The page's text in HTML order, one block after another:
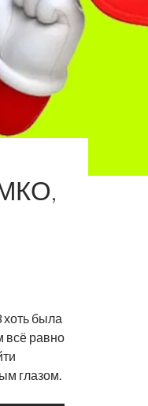
хоть была
всё равно
глазом.